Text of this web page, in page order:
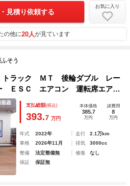
見積り依頼する
お気に入り
の他に20人が見ています
そう
トラック ＭＴ 後輪ダブル レー
ＥＳＣ エアコン 運転席エアバ
支払総額(税込)
393.7 万円
本体価格
385.7
万円
諸費用
8
万円
年式 2022年 走行
2.1万km
車検
2026年11月 排気
3000cc
整備
法定整備無 修復
なし
保証
保証無